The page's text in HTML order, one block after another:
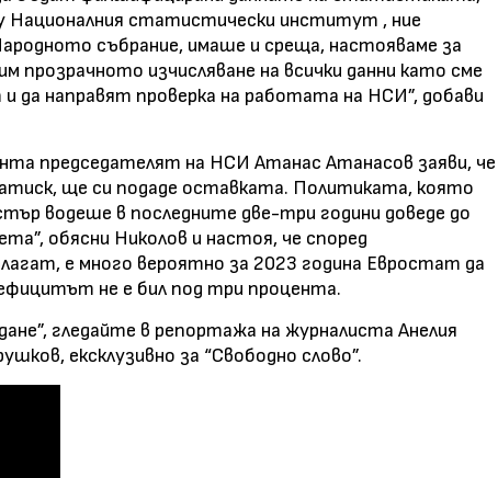
Националния статистически институт , ние
събрание, имаше и среща, настояваме за
прозрачното изчисляване на всички данни като сме
да направят проверка на работата на НСИ”, добави
председателят на НСИ Атанас Атанасов заяви, че
ще си подаде оставката. Политиката, която
водеше в последните две-три години доведе до
обясни Николов и настоя, че според
е много вероятно за 2023 година Евростат да
не е бил под три процента.
гледайте в репортажа на журналиста Анелия
ексклузивно за “Свободно слово”.